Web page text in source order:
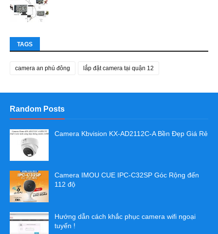
TAGS
camera an phú đông lắp đặt camera tại quận 12
Random Posts
Camera Kbvision KX-AD2112C-A Bền Đẹp Giá Rẻ
Camera IMOU CUE IPC-C32SP Góc Rộng đến
112 độ
Hướng dẫn cách khắc phục camera wifi ngoại
tuyến !